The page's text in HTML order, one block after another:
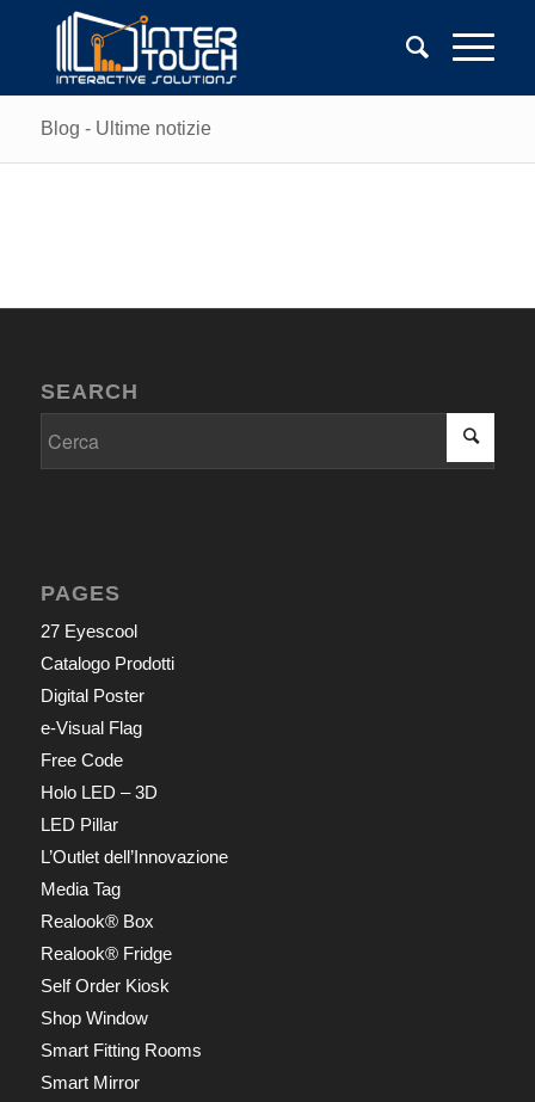
Blog - Ultime notizie
SEARCH
PAGES
27 Eyescool
Catalogo Prodotti
Digital Poster
e-Visual Flag
Free Code
Holo LED – 3D
LED Pillar
L’Outlet dell’Innovazione
Media Tag
Realook® Box
Realook® Fridge
Self Order Kiosk
Shop Window
Smart Fitting Rooms
Smart Mirror